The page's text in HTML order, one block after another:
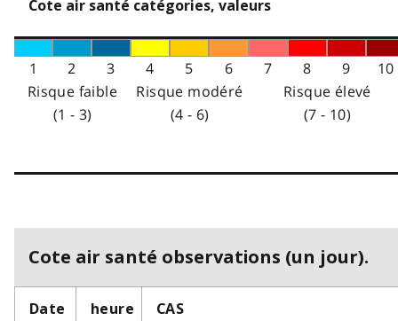
Cote air santé catégories, valeurs
1 2 3 4 5 6 7 8 9
10
Risque faible
(1 - 3)
Risque modéré
(4 - 6)
Risque élevé
(7 - 10)
Cote air santé observations (un jour).
Date heure CAS